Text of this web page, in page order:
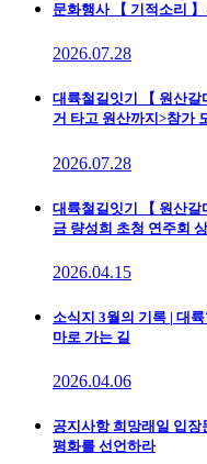
문화행사【 기적소리
2026.07.28
대륙철길잇기
【 원산
거 타고 원산까지>참가
2026.07.28
대륙철길잇기 【 원산
금 량성희 초청 연주회
2026.04.15
소식지 3월의 기록 | 대
마로 가는 길
2026.04.06
공지사항희망래일 입장
평화를 선언하라